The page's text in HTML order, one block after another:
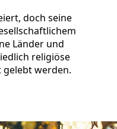
doch seine
Länder und
religiöse
werden.